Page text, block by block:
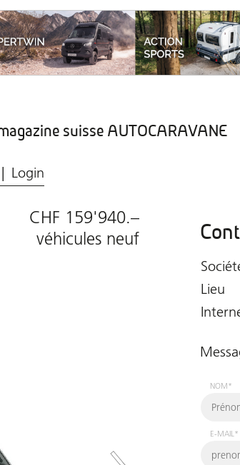
suisse AUTOCARAVANE
Login
CHF 159'940.–
véhicules neuf
Lieu
NOM*
E-MAIL*